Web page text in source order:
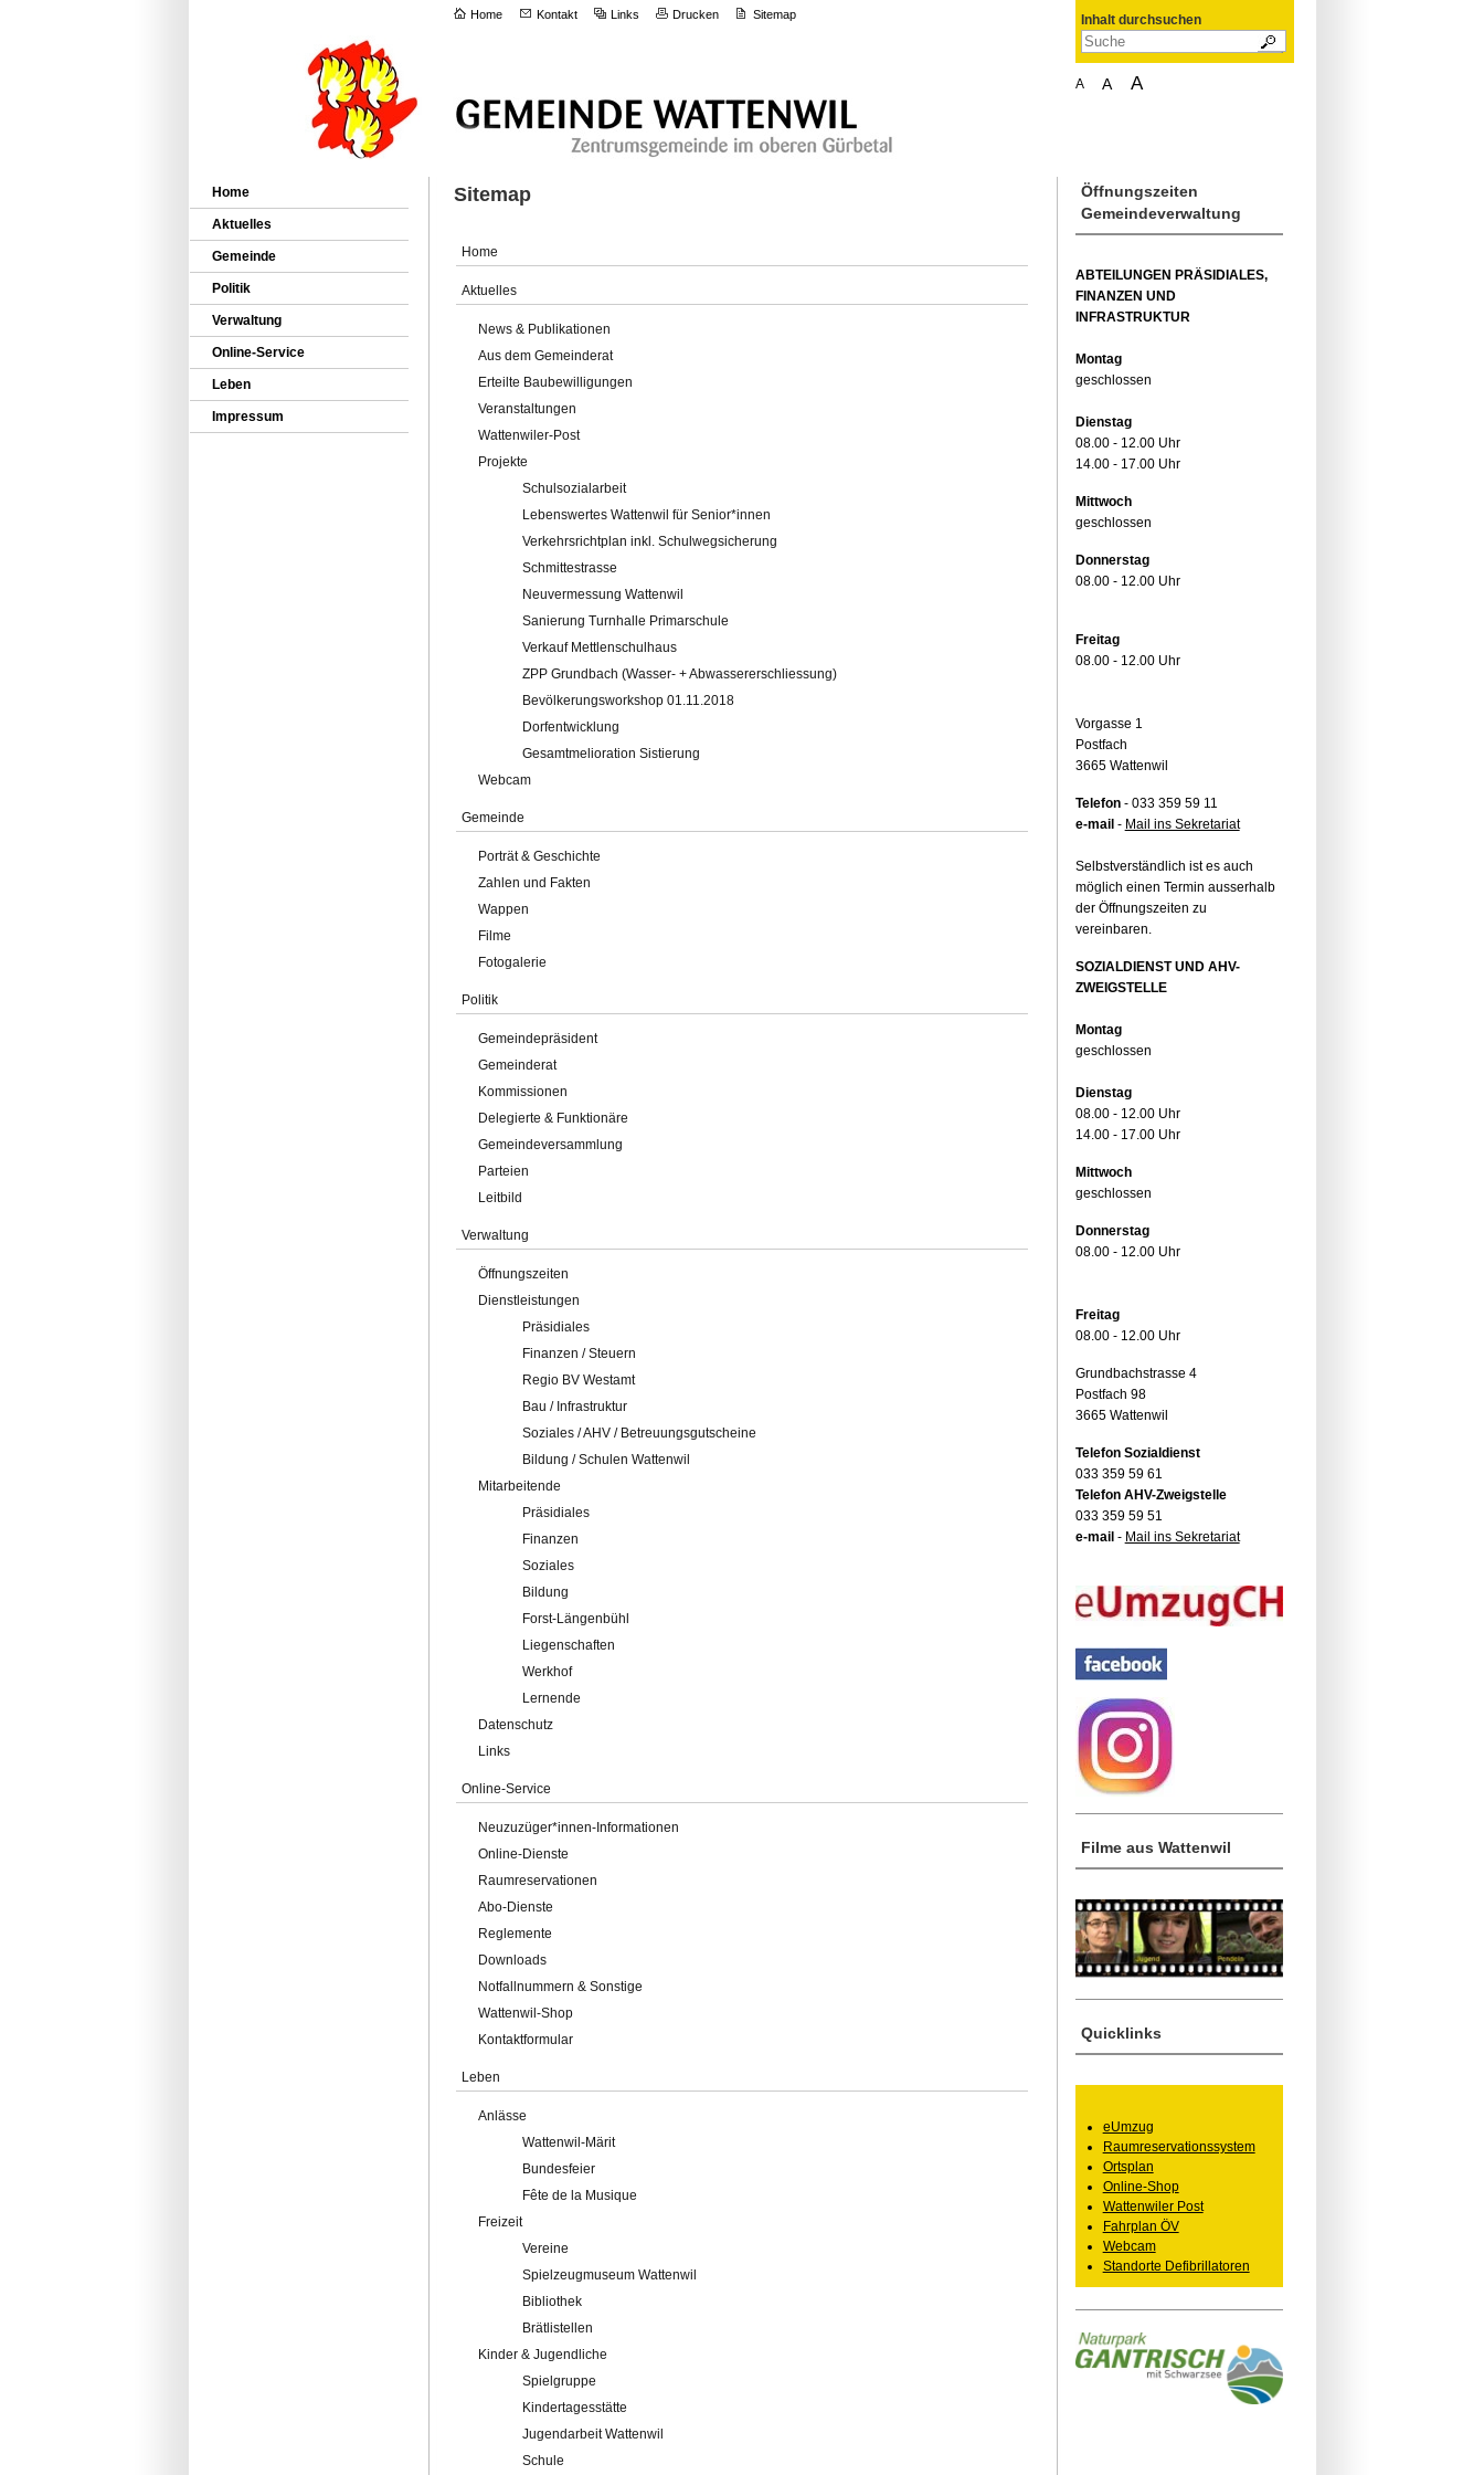
Home Kontakt Links Drucken Sitemap Inhalt durchsuchen
A A A
Home
Aktuelles
Gemeinde
Politik
Verwaltung
Online-Service
Leben
Impressum
Sitemap
Home
Aktuelles
News & Publikationen
Aus dem Gemeinderat
Erteilte Baubewilligungen
Veranstaltungen
Wattenwiler-Post
Projekte
Schulsozialarbeit
Lebenswertes Wattenwil für Senior*innen
Verkehrsrichtplan inkl. Schulwegsicherung
Schmittestrasse
Neuvermessung Wattenwil
Sanierung Turnhalle Primarschule
Verkauf Mettlenschulhaus
ZPP Grundbach (Wasser- + Abwassererschliessung)
Bevölkerungsworkshop 01.11.2018
Dorfentwicklung
Gesamtmelioration Sistierung
Webcam
Gemeinde
Porträt & Geschichte
Zahlen und Fakten
Wappen
Filme
Fotogalerie
Politik
Gemeindepräsident
Gemeinderat
Kommissionen
Delegierte & Funktionäre
Gemeindeversammlung
Parteien
Leitbild
Verwaltung
Öffnungszeiten
Dienstleistungen
Präsidiales
Finanzen / Steuern
Regio BV Westamt
Bau / Infrastruktur
Soziales / AHV / Betreuungsgutscheine
Bildung / Schulen Wattenwil
Mitarbeitende
Präsidiales
Finanzen
Soziales
Bildung
Forst-Längenbühl
Liegenschaften
Werkhof
Lernende
Datenschutz
Links
Online-Service
Neuzuzüger*innen-Informationen
Online-Dienste
Raumreservationen
Abo-Dienste
Reglemente
Downloads
Notfallnummern & Sonstige
Wattenwil-Shop
Kontaktformular
Leben
Anlässe
Wattenwil-Märit
Bundesfeier
Fête de la Musique
Freizeit
Vereine
Spielzeugmuseum Wattenwil
Bibliothek
Brätlistellen
Kinder & Jugendliche
Spielgruppe
Kindertagesstätte
Jugendarbeit Wattenwil
Schule
Öffnungszeiten
Gemeindeverwaltung
ABTEILUNGEN PRÄSIDIALES,
FINANZEN UND
INFRASTRUKTUR
Montag
geschlossen
Dienstag
08.00 - 12.00 Uhr
14.00 - 17.00 Uhr
Mittwoch
geschlossen
Donnerstag
08.00 - 12.00 Uhr
Freitag
08.00 - 12.00 Uhr
Vorgasse 1
Postfach
3665 Wattenwil
Telefon- 033 359 59 11
e-mail - Mail ins Sekretariat
Selbstverständlich ist es auch
möglich einen Termin ausserhalb
der Öffnungszeiten zu
vereinbaren.
SOZIALDIENST UND AHV-
ZWEIGSTELLE
Montag
geschlossen
Dienstag
08.00 - 12.00 Uhr
14.00 - 17.00 Uhr
Mittwoch
geschlossen
Donnerstag
08.00 - 12.00 Uhr
Freitag
08.00 - 12.00 Uhr
Grundbachstrasse 4
Postfach 98
3665 Wattenwil
Telefon Sozialdienst
033 359 59 61
Telefon AHV-Zweigstelle
033 359 59 51
e-mail - Mail ins Sekretariat
Filme aus Wattenwil
Quicklinks
eUmzug
Raumreservationssystem
Ortsplan
Online-Shop
Wattenwiler Post
Fahrplan ÖV
Webcam
Standorte Defibrillatoren